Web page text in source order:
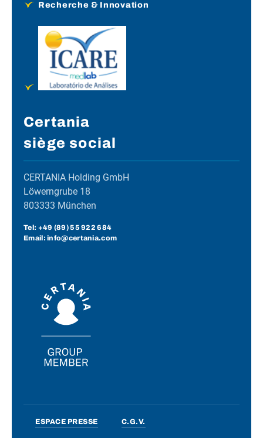
Recherche & Innovation
Certania
siège social
CERTANIA Holding GmbH
Löwerngrube 18
803333 München
Tel: +49 (89) 55 922 684
Email: info@certania.com
ESPACE PRESSE C.G.V.